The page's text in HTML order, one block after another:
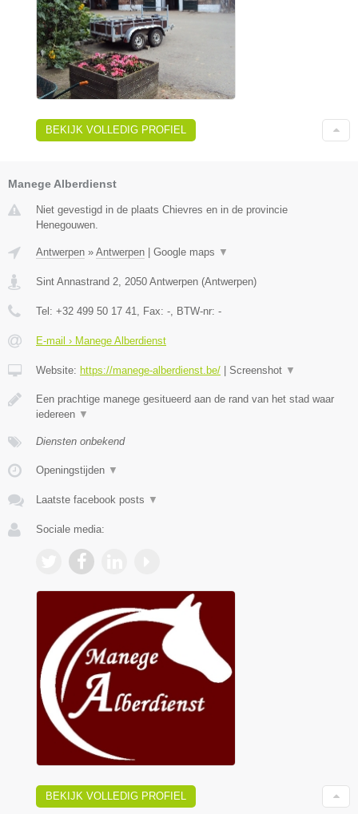
BEKIJK VOLLEDIG PROFIEL
Manege Alberdienst
Niet gevestigd in de plaats Chievres en in de provincie
Henegouwen.
Antwerpen » Antwerpen | Google maps ▼
Sint Annastrand 2 2050 Antwerpen (Antwerpen)
Tel: +32 499 50 17 41 , Fax: - , BTW-nr: -
E-mail › Manege Alberdienst
Website: https://manege-alberdienst.be/ | Screenshot ▼
Een prachtige manege gesitueerd aan de rand van het stad waar
iedereen ▼
Diensten onbekend
Openingstijden ▼
Laatste facebook posts ▼
Sociale media:
BEKIJK VOLLEDIG PROFIEL